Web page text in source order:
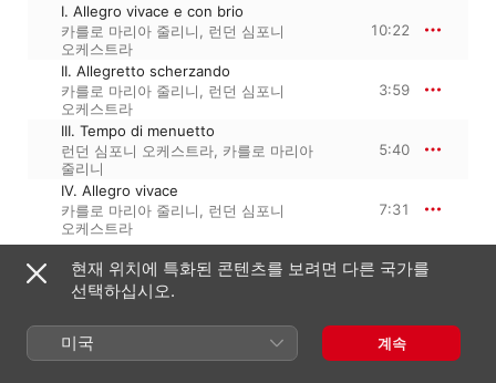
I. Allegro vivace e con brio
카를로 마리아 줄리니 , 런던 심포니
오케스트라
10:22
II. Allegretto scherzando
카를로 마리아 줄리니 , 런던 심포니
오케스트라
3:59
III. Tempo di menuetto
런던 심포니 오케스트라, 카를로 마리아
줄리니
5:40
IV. Allegro vivace
카를로 마리아 줄리니 , 런던 심포니
오케스트라
7:31
2024년 10월 4일
℗ A Warner Classics release, 2024 Parlophone Records
Limited
현재 위치에 특화된 콘텐츠를 보려면 다른 국가를
선택하십시오.
미국 계속